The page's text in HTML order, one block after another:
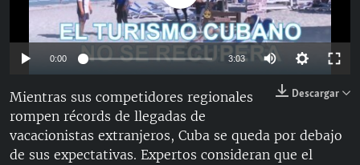
RADIO MARTÍ
ESPECIALES
LA REALIDAD DE LA VIVIENDA EN CUBA
SER VIEJO EN CUBA
KENTU-CUBANO
MULTIMEDIA
EDITORIALES
SÍGUENOS Auto 144p 240p 360p
0:00 3:03
144p
360p
Descargar
Mientras sus competidores regionales
rompen récords de llegadas de
vacacionistas extranjeros, Cuba se queda por debajo
de sus expectativas. Expertos consideran que el